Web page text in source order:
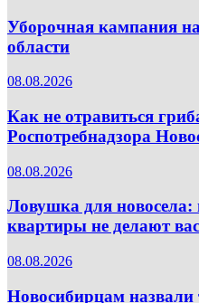
Уборочная кампания
области
08.08.2026
Как не отравиться
Роспотребнадзора
08.08.2026
Ловушка для
квартиры не делают
08.08.2026
Новосибирцам назвали